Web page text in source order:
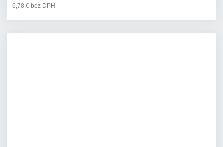
6,78 € bez DPH